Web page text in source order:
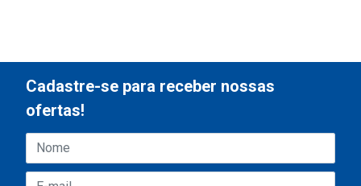
Cadastre-se para receber nossas
ofertas!